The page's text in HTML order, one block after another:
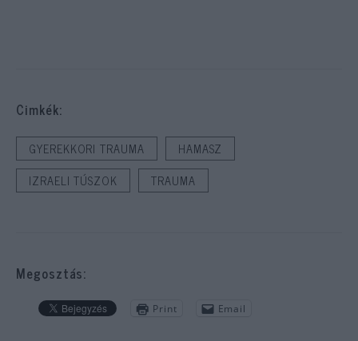
Cimkék:
GYEREKKORI TRAUMA
HAMASZ
IZRAELI TÚSZOK
TRAUMA
Megosztás:
Print Email